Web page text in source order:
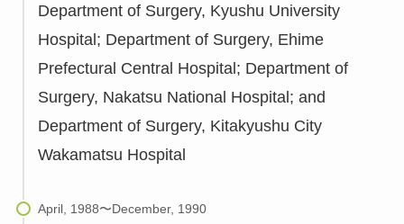
Department of Surgery, Kyushu University
Hospital; Department of Surgery, Ehime
Prefectural Central Hospital; Department of
Surgery, Nakatsu National Hospital; and
Department of Surgery, Kitakyushu City
Wakamatsu Hospital